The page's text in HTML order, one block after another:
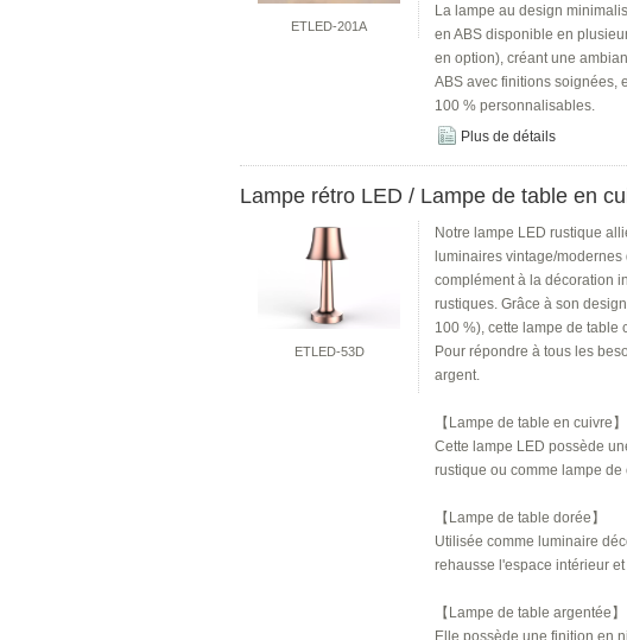
ETLED-201A
La lampe au design
en ABS disponible en
en option), créant une
ABS avec finitions soignées,
100 % personnalisables.
Plus de détails
Lampe rétro LED / Lampe de table en
ETLED-53D
Notre lampe LED rustique
luminaires vintage/
complément à la décoration
rustiques. Grâce à son
100 %), cette lampe de table
Pour répondre à tous les
argent.
【Lampe de table en cuivre】
Cette lampe LED possède
rustique ou comme lampe de
【Lampe de table dorée】
Utilisée comme luminaire
rehausse l'espace intérieur
【Lampe de table argentée】
Elle possède une finition en